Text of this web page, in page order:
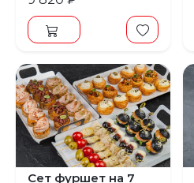
Сет фуршет на 7